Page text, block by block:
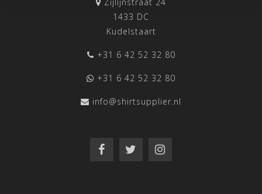
1433 DC
Kudelstaart
+31 6 42 52 32 80
+31 6 42 52 32 80
info@shirtsupplier.nl